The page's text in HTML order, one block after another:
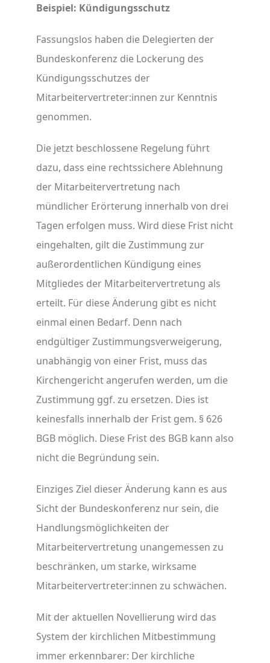
Beispiel: Kündigungsschutz
Fassungslos haben die Delegierten der
Bundeskonferenz die Lockerung des
Kündigungsschutzes der
Mitarbeitervertreter:innen zur Kenntnis
genommen.
Die jetzt beschlossene Regelung führt
dazu, dass eine rechtssichere Ablehnung
der Mitarbeitervertretung nach
mündlicher Erörterung innerhalb von drei
Tagen erfolgen muss. Wird diese Frist nicht
eingehalten, gilt die Zustimmung zur
außerordentlichen Kündigung eines
Mitgliedes der Mitarbeitervertretung als
erteilt. Für diese Änderung gibt es nicht
einmal einen Bedarf. Denn nach
endgültiger Zustimmungsverweigerung,
unabhängig von einer Frist, muss das
Kirchengericht angerufen werden, um die
Zustimmung ggf. zu ersetzen. Dies ist
keinesfalls innerhalb der Frist gem. § 626
BGB möglich. Diese Frist des BGB kann also
nicht die Begründung sein.
Einziges Ziel dieser Änderung kann es aus
Sicht der Bundeskonferenz nur sein, die
Handlungsmöglichkeiten der
Mitarbeitervertretung unangemessen zu
beschränken, um starke, wirksame
Mitarbeitervertreter:innen zu schwächen.
Mit der aktuellen Novellierung wird das
System der kirchlichen Mitbestimmung
immer erkennbarer: Der kirchliche